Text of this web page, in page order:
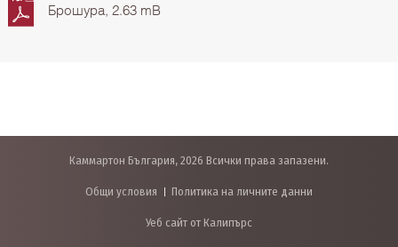
Брошура, 2.63 mB
Каммартон България, 2026 Всички права запазени.
Общи условия Политика на личните данни
Уеб сайт от Калипърс